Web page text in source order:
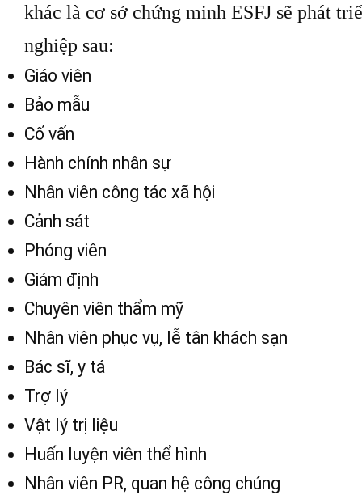
khác là cơ sở chứng minh ESFJ sẽ phát
nghiệp sau:
Giáo viên
Bảo mẫu
Cố vấn
Hành chính nhân sự
Nhân viên công tác xã hội
Cảnh sát
Phóng viên
Giám định
Chuyên viên thẩm mỹ
Nhân viên phục vụ, lễ tân khách sạn
Bác sĩ, y tá
Trợ lý
Vật lý trị liệu
Huấn luyện viên thể hình
Nhân viên PR, quan hệ công chúng